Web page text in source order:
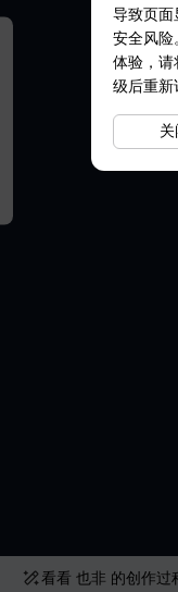
看看 也非 的创作过
导致页面
安全风险
体验，请
级后重新
关